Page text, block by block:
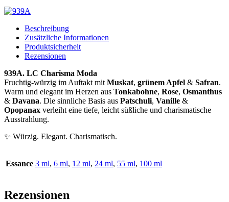
Beschreibung
Zusätzliche Informationen
Produktsicherheit
Rezensionen
939A. LC Charisma Moda
Fruchtig-würzig im Auftakt mit Muskat, grünem Apfel & Safran.
Warm und elegant im Herzen aus Tonkabohne, Rose, Osmanthus
& Davana. Die sinnliche Basis aus Patschuli, Vanille &
Opopanax verleiht eine tiefe, leicht süßliche und charismatische
Ausstrahlung.
✨ Würzig. Elegant. Charismatisch.
Essance 3 ml, 6 ml, 12 ml, 24 ml, 55 ml, 100 ml
Rezensionen